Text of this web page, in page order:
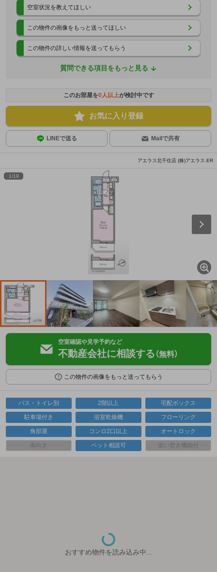
空室状況を教えてほしい
この物件の画像をもっと送ってほしい
この物件の詳しい情報を送ってもらう
質問できる項目をもっと見る
このお部屋を0人以上が検討中です
お気に入り登録
LINEで送る Mailで共有
アエラス北千住店 (株)アエラス.ER
1/19
空室確認や見学予約など
不動産会社に相談する （無料）
この物件の画像をもっと送ってもらう
バス・トイレ別 2階以上 宅配ボックス
駐車場付き 浴室乾燥機 フローリング
角部屋 コンロ2口以上 オートロック
南向き ペット相談可 追い焚き機能付
おすすめ物件を読み込み中...